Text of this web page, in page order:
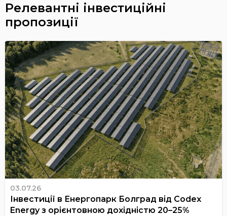
Релевантні інвестиційні
пропозиції
03.07.26
Інвестиції в Енергопарк Болград від Codex
Energy з орієнтовною дохідністю 20–25%